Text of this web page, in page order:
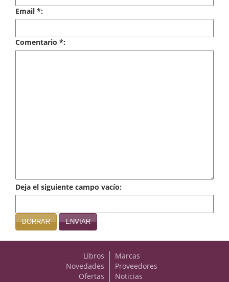
Historia
Infantil y juvenil
Mafia y espionaje
Matemáticas
Medicina
Email *:
Comentario *:
Deja el siguiente campo vacío:
BORRAR ENVIAR
Libros
Novedades
Ofertas
Marcas
Proveedores
Noticias